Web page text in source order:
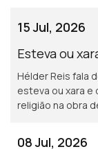
15 Jul, 2026
Esteva ou
Hélder Reis fala
esteva ou xara e
religião na obra
08 Jul, 2026